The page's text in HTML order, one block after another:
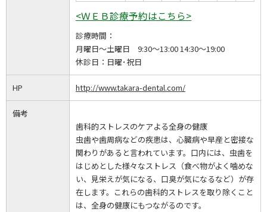
<ＷＥＢ診療予約はこちら>
診療時間：
月曜日～土曜日 9:30～13:00 14:30～19:00
休診日： 日曜･祝日
HP http://www.takara-dental.com/
備考
歯科的ストレスのケアよる全身の健康
虫歯や歯周病などの疾患は、心臓病や早産と密接な
関わりがあると言われています。口内には、虫歯を
はじめとした様々なストレス（食べ物がよく噛めな
い、見栄えが気になる、口臭が気になるなど）が存
在します。これらの歯科的ストレスを取り除くこと
は、全身の健康にもつながるのです。